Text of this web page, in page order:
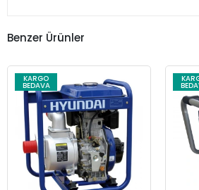
Benzer Ürünler
KARGO
BEDAVA